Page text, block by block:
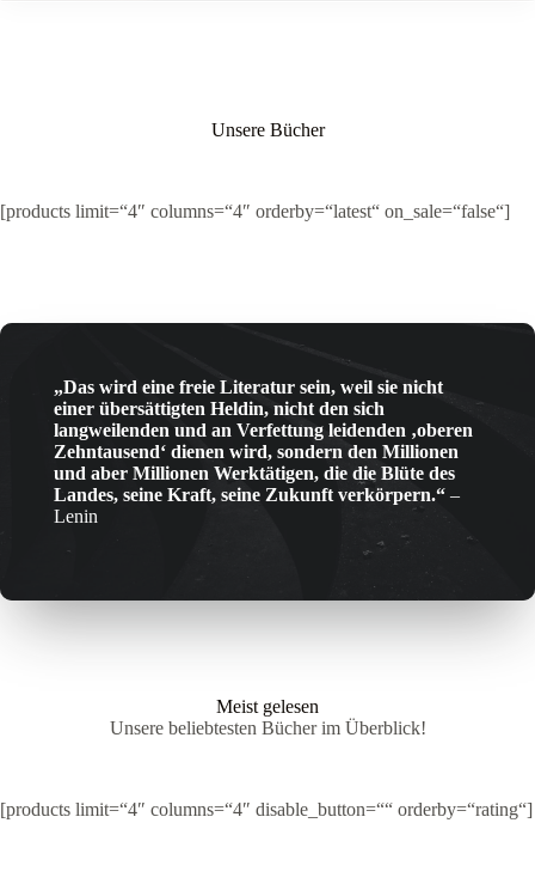
Unsere Bücher
[products limit=“4″ columns=“4″ orderby=“latest“ on_sale=“false“]
„Das wird eine freie Literatur sein, weil sie nicht
einer übersättigten Heldin, nicht den sich
langweilenden und an Verfettung leidenden ‚oberen
Zehntausend‘ dienen wird, sondern den Millionen
und aber Millionen Werktätigen, die die Blüte des
Landes, seine Kraft, seine Zukunft verkörpern.“–
Lenin
Meist gelesen
Unsere beliebtesten Bücher im Überblick!
[products limit=“4″ columns=“4″ disable_button=““ orderby=“rating“]